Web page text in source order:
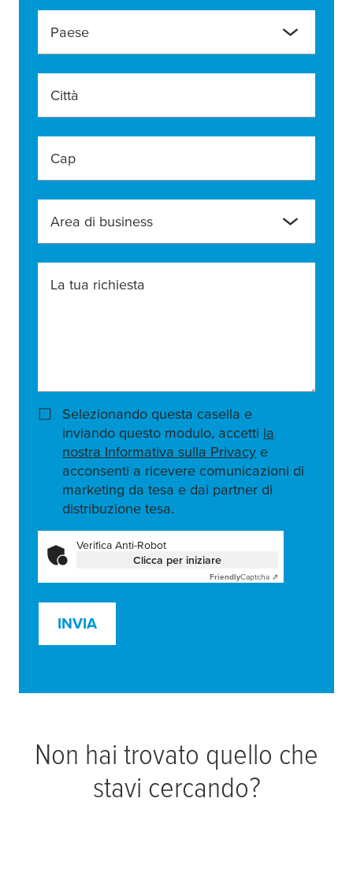
Paese
Città
Cap
Area di business
La tua richiesta
Selezionando questa casella e
inviando questo modulo, accetti la
nostra Informativa sulla Privacy e
acconsenti a ricevere comunicazioni di
marketing da tesa e dai partner di
distribuzione tesa.
Verifica Anti-Robot
Clicca per iniziare
FriendlyCaptcha ⇗
INVIA
Non hai trovato quello che
stavi cercando?